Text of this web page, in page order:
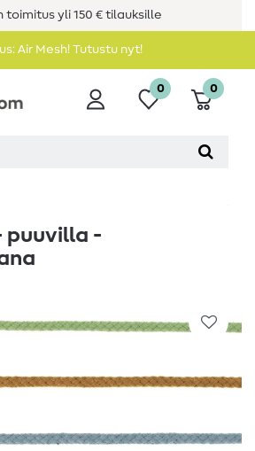
toimitus yli 150 € tilauksille
Air Mesh! Tutustu nyt!
0 0
puuvilla -